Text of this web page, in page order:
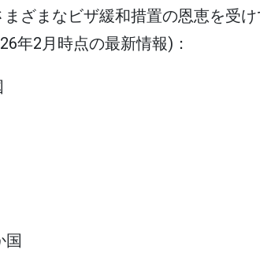
ざまなビザ緩和措置の恩恵を受
年2月時点の最新情報)：
国